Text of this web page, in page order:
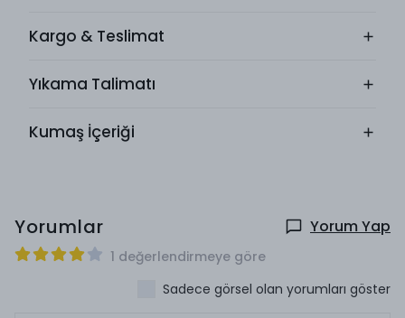
Kargo & Teslimat
Yıkama Talimatı
Kumaş İçeriği
Yorumlar Yorum Yap
1 değerlendirmeye göre
Sadece görsel olan yorumları göster